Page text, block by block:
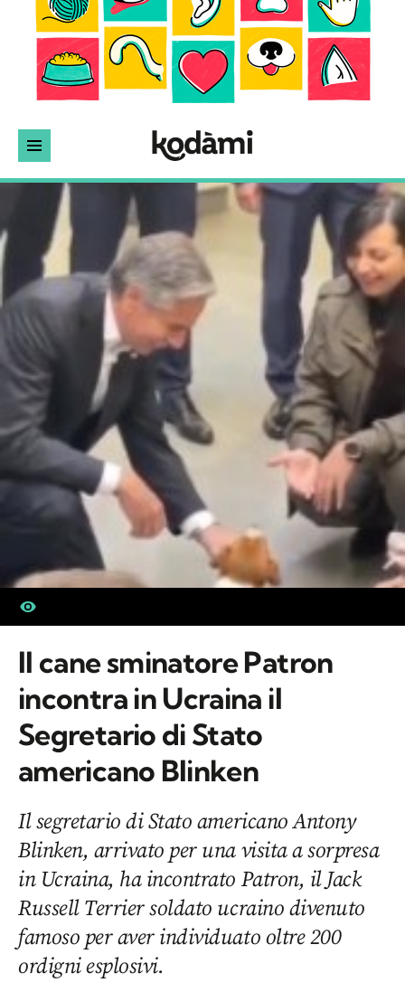
Il cane sminatore Patron
incontra in Ucraina il
Segretario di Stato
americano Blinken
Il segretario di Stato americano Antony
Blinken, arrivato per una visita a sorpresa
in Ucraina, ha incontrato Patron, il Jack
Russell Terrier soldato ucraino divenuto
famoso per aver individuato oltre 200
ordigni esplosivi.